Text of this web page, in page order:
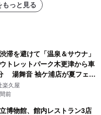
もっと見る
滞を避けて「温泉＆サウナ」
トレットパーク木更津から車
湯舞音 袖ケ浦店が夏フェア
を提供
楽久屋
前
博物館、館内レストラン3店